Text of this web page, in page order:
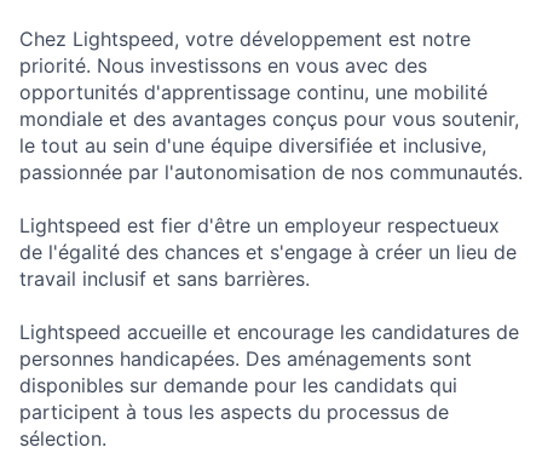
Chez Lightspeed, votre développement est notre
priorité. Nous investissons en vous avec des
opportunités d'apprentissage continu, une mobilité
mondiale et des avantages conçus pour vous soutenir,
le tout au sein d'une équipe diversifiée et inclusive,
passionnée par l'autonomisation de nos communautés.
Lightspeed est fier d'être un employeur respectueux
de l'égalité des chances et s'engage à créer un lieu de
travail inclusif et sans barrières.
Lightspeed accueille et encourage les candidatures de
personnes handicapées. Des aménagements sont
disponibles sur demande pour les candidats qui
participent à tous les aspects du processus de
sélection.